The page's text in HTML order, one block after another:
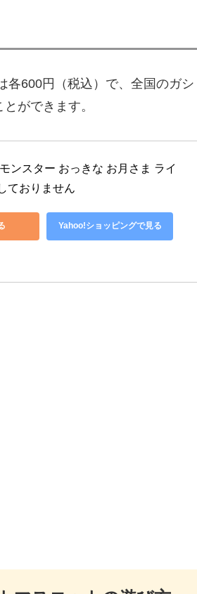
各600円（税込）で、全国のガシ
ができます。
ンスター おっきな お月さま ライ
ておりません
Yahoo!ショッピングで見る